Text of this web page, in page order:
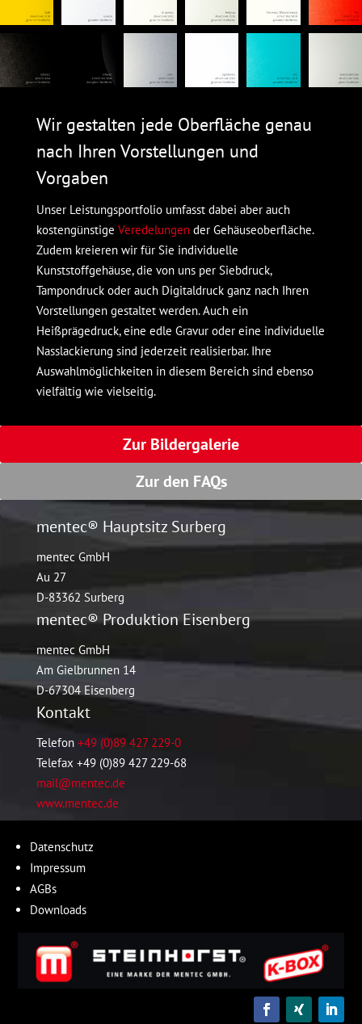
Wir gestalten jede Oberfläche genau
nach Ihren Vorstellungen und
Vorgaben
Unser Leistungsportfolio umfasst dabei aber auch
kostengünstige Veredelungender Gehäuseoberfläche.
Zudem kreieren wir für Sie individuelle
Kunststoffgehäuse, die von uns per Siebdruck,
Tampondruck oder auch Digitaldruck ganz nach Ihren
Vorstellungen gestaltet werden. Auch ein
Heißprägedruck, eine edle Gravur oder eine individuelle
Nasslackierung sind jederzeit realisierbar. Ihre
Auswahlmöglichkeiten in diesem Bereich sind ebenso
vielfältig wie vielseitig.
Zur Bildergalerie
Zur den FAQs
mentec® Hauptsitz Surberg
mentec GmbH
Au 27
D-83362 Surberg
mentec® Produktion Eisenberg
mentec GmbH
Am Gielbrunnen 14
D-67304 Eisenberg
Kontakt
Telefon +49 (0)89 427 229-0
Telefax +49 (0)89 427 229-68
mail@mentec.de
www.mentec.de
Datenschutz
Impressum
AGBs
Downloads